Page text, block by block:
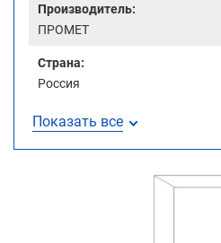
Производитель:
ПРОМЕТ
Страна:
Россия
Показать все